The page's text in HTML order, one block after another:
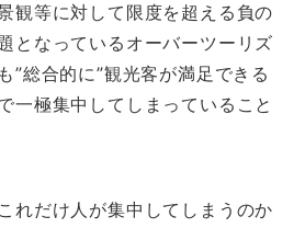
観等に対して限度を超える負の
となっているオーバーツーリズ
”総合的に”観光客が満足できる
一極集中してしまっていること
れだけ人が集中してしまうのか